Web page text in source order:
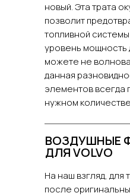
новый. Эта трата
позволит
топливной
уровень мощность
можете не
данная
элементов всегда
нужном
ВОЗДУШНЫЕ
ДЛЯ VOLVO
На наш взгляд, для
после